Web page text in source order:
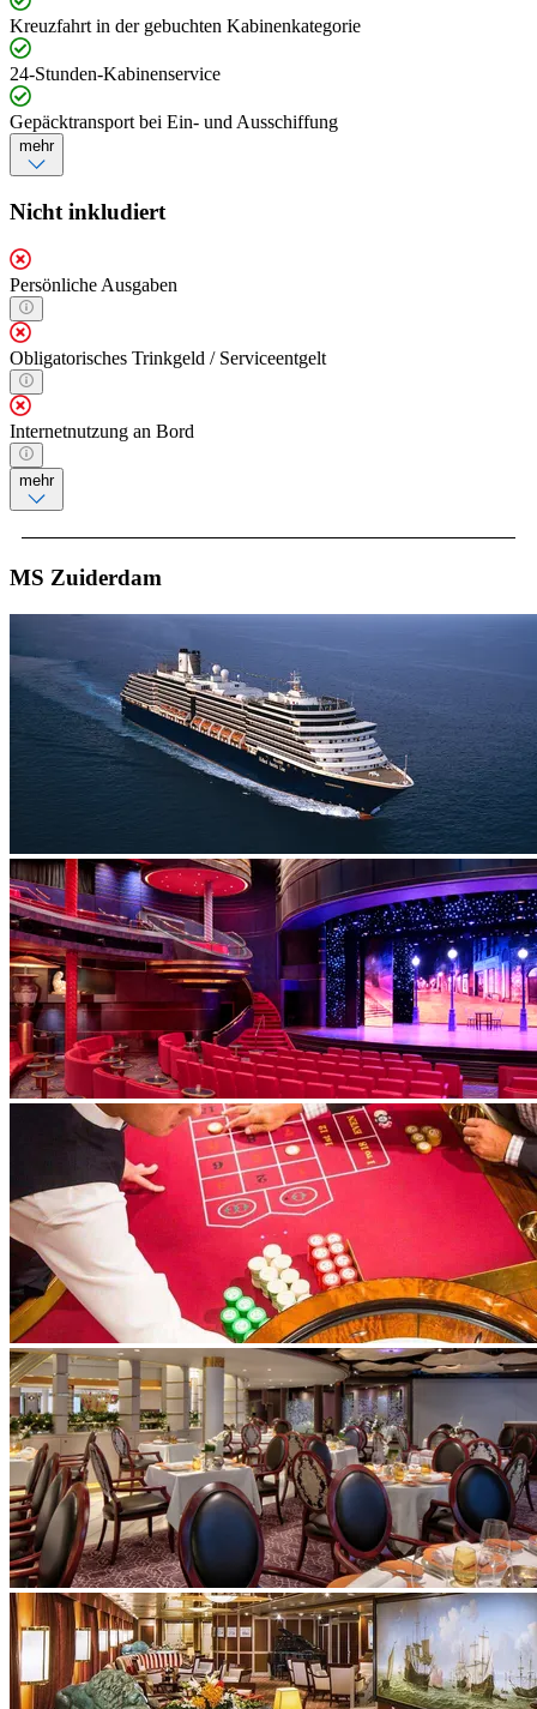
Kreuzfahrt in der gebuchten Kabinenkategorie
24-Stunden-Kabinenservice
Gepäcktransport bei Ein- und Ausschiffung
mehr
Nicht inkludiert
Persönliche Ausgaben
Obligatorisches Trinkgeld / Serviceentgelt
Internetnutzung an Bord
mehr
MS Zuiderdam